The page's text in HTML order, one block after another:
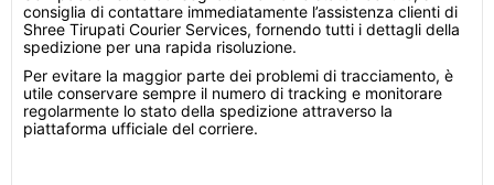
consiglia di contattare immediatamente l’assistenza clienti di
Shree Tirupati Courier Services, fornendo tutti i dettagli della
spedizione per una rapida risoluzione.
Per evitare la maggior parte dei problemi di tracciamento, è
utile conservare sempre il numero di tracking e monitorare
regolarmente lo stato della spedizione attraverso la
piattaforma ufficiale del corriere.